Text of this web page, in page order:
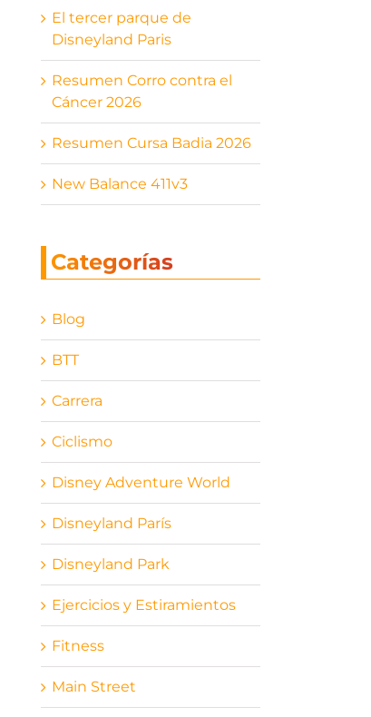
El tercer parque de
Disneyland Paris
Resumen Corro contra el
Cáncer 2026
Resumen Cursa Badia 2026
New Balance 411v3
Categorías
Blog
BTT
Carrera
Ciclismo
Disney Adventure World
Disneyland París
Disneyland Park
Ejercicios y Estiramientos
Fitness
Main Street